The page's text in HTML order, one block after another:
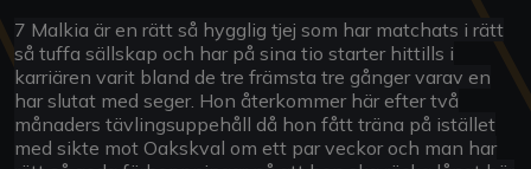
7 Malkia är en rätt så hygglig tjej som har matchats i rätt
så tuffa sällskap och har på sina tio starter hittills i
karriären varit bland de tre främsta tre gånger varav en
har slutat med seger. Hon återkommer här efter två
månaders tävlingsuppehåll då hon fått träna på istället
med sikte mot Oakskval om ett par veckor och man har